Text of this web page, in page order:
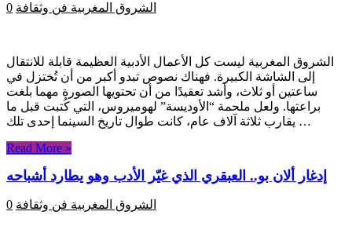
الشروق المغربية فن وثقافة 0
الشروق المغربية ليست كل الأعمال الأدبية العظيمة قابلة للانتقال
إلى الشاشة الكبيرة. فهناك نصوص تبدو أكبر من أن تُختزل في
ساعتين أو ثلاث، وأشد تعقيدًا من أن تحتويها الصورة مهما بلغت
براعتها. ولعل ملحمة “الأوديسة” لهوميروس، التي كُتبت قبل ما
يقارب ثلاثة آلاف عام، كانت طوال تاريخ السينما إحدى تلك …
Read More »
إدغار ألان بو.. العبقري الذي غيّر الأدب وهو يطارد أشباحه
الشروق المغربية فن وثقافة 0